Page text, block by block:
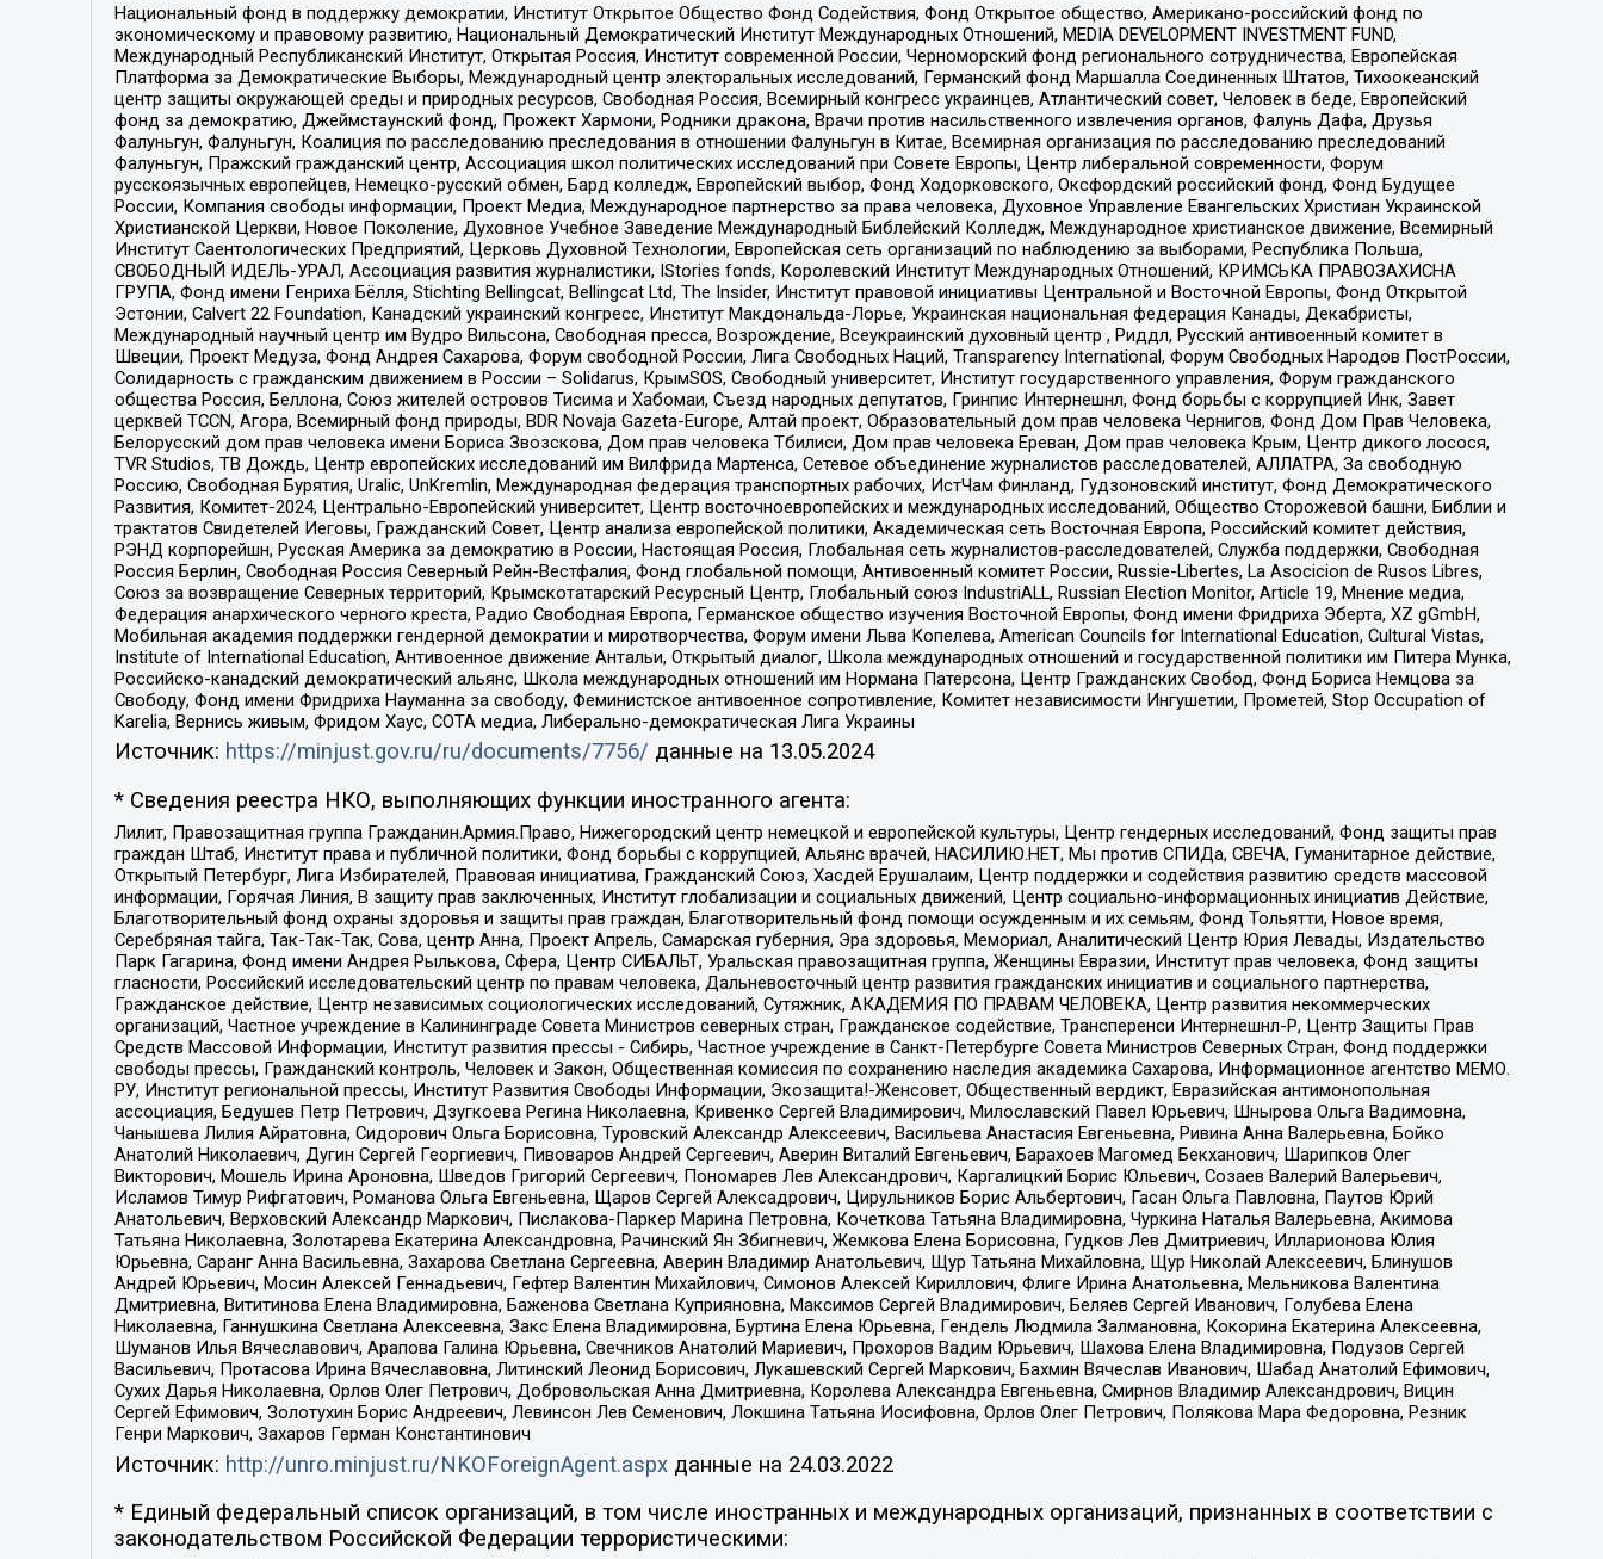
Национальный фонд в поддержку демократии, Институт Открытое Общество Фонд Содействия, Фонд Открытое общество, Американо-российский фонд по
экономическому и правовому развитию, Национальный Демократический Институт Международных Отношений, MEDIA DEVELOPMENT INVESTMENT FUND,
Международный Республиканский Институт, Открытая Россия, Институт современной России, Черноморский фонд регионального сотрудничества, Европейская
Платформа за Демократические Выборы, Международный центр электоральных исследований, Германский фонд Маршалла Соединенных Штатов, Тихоокеанский
центр защиты окружающей среды и природных ресурсов, Свободная Россия, Всемирный конгресс украинцев, Атлантический совет, Человек в беде, Европейский
фонд за демократию, Джеймстаунский фонд, Прожект Хармони, Родники дракона, Врачи против насильственного извлечения органов, Фалунь Дафа, Друзья
Фалуньгун, Фалуньгун, Коалиция по расследованию преследования в отношении Фалуньгун в Китае, Всемирная организация по расследованию преследований
Фалуньгун, Пражский гражданский центр, Ассоциация школ политических исследований при Совете Европы, Центр либеральной современности, Форум
русскоязычных европейцев, Немецко-русский обмен, Бард колледж, Европейский выбор, Фонд Ходорковского, Оксфордский российский фонд, Фонд Будущее
России, Компания свободы информации, Проект Медиа, Международное партнерство за права человека, Духовное Управление Евангельских Христиан Украинской
Христианской Церкви, Новое Поколение, Духовное Учебное Заведение Международный Библейский Колледж, Международное христианское движение, Всемирный
Институт Саентологических Предприятий, Церковь Духовной Технологии, Европейская сеть организаций по наблюдению за выборами, Республика Польша,
СВОБОДНЫЙ ИДЕЛЬ-УРАЛ, Ассоциация развития журналистики, IStories fonds, Королевский Институт Международных Отношений, КРИМСЬКА ПРАВОЗАХИСНА
ГРУПА, Фонд имени Генриха Бёлля, Stichting Bellingcat, Bellingcat Ltd, The Insider, Институт правовой инициативы Центральной и Восточной Европы, Фонд Открытой
Эстонии, Calvert 22 Foundation, Канадский украинский конгресс, Институт Макдональда-Лорье, Украинская национальная федерация Канады, Декабристы,
Международный научный центр им Вудро Вильсона, Свободная пресса, Возрождение, Всеукраинский духовный центр , Риддл, Русский антивоенный комитет в
Швеции, Проект Медуза, Фонд Андрея Сахарова, Форум свободной России, Лига Свободных Наций, Transparеncy International, Форум Свободных Народов ПостРоссии,
Солидарность с гражданским движением в России – Solidarus, КрымSOS, Свободный университет, Институт государственного управления, Форум гражданского
общества Россия, Беллона, Союз жителей островов Тисима и Хабомаи, Съезд народных депутатов, Гринпис Интернешнл, Фонд борьбы с коррупцией Инк, Завет
церквей TCCN, Агора, Всемирный фонд природы, BDR Novaja Gazeta-Europe, Алтай проект, Образовательный дом прав человека Чернигов, Фонд Дом Прав Человека,
Белорусский дом прав человека имени Бориса Звозскова, Дом прав человека Тбилиси, Дом прав человека Ереван, Дом прав человека Крым, Центр дикого лосося,
TVR Studios, ТВ Дождь, Центр европейских исследований им Вилфрида Мартенса, Сетевое объединение журналистов расследователей, АЛЛАТРА, За свободную
Россию, Свободная Бурятия, Uralic, UnKremlin, Международная федерация транспортных рабочих, ИстЧам Финланд, Гудзоновский институт, Фонд Демократического
Развития, Комитет-2024, Центрально-Европейский университет, Центр восточноевропейских и международных исследований, Общество Сторожевой башни, Библии и
трактатов Свидетелей Иеговы, Гражданский Совет, Центр анализа европейской политики, Академическая сеть Восточная Европа, Российский комитет действия,
РЭНД корпорейшн, Русская Америка за демократию в России, Настоящая Россия, Глобальная сеть журналистов-расследователей, Служба поддержки, Свободная
Россия Берлин, Свободная Россия Северный Рейн-Вестфалия, Фонд глобальной помощи, Антивоенный комитет России, Russie-Libertes, La Asocicion de Rusos Libres,
Союз за возвращение Северных территорий, Крымскотатарский Ресурсный Центр, Глобальный союз IndustriALL, Russian Election Monitor, Article 19, Мнение медиа,
Федерация анархического черного креста, Радио Свободная Европа, Германское общество изучения Восточной Европы, Фонд имени Фридриха Эберта, XZ gGmbH,
Мобильная академия поддержки гендерной демократии и миротворчества, Форум имени Льва Копелева, American Councils for International Education, Cultural Vistas,
Institute of International Education, Антивоенное движение Антальи, Открытый диалог, Школа международных отношений и государственной политики им Питера Мунка,
Российско-канадский демократический альянс, Школа международных отношений им Нормана Патерсона, Центр Гражданских Свобод, Фонд Бориса Немцова за
Свободу, Фонд имени Фридриха Науманна за свободу, Феминистское антивоенное сопротивление, Комитет независимости Ингушетии, Прометей, Stop Occupation of
Karelia, Вернись живым, Фридом Хаус, СОТА медиа, Либерально-демократическая Лига Украины
Источник: https://minjust.gov.ru/ru/documents/7756/ данные на 13.05.2024
* Сведения реестра НКО, выполняющих функции иностранного агента:
Лилит, Правозащитная группа Гражданин.Армия.Право, Нижегородский центр немецкой и европейской культуры, Центр гендерных исследований, Фонд защиты прав
граждан Штаб, Институт права и публичной политики, Фонд борьбы с коррупцией, Альянс врачей, НАСИЛИЮ.НЕТ, Мы против СПИДа, СВЕЧА, Гуманитарное действие,
Открытый Петербург, Лига Избирателей, Правовая инициатива, Гражданский Союз, Хасдей Ерушалаим, Центр поддержки и содействия развитию средств массовой
информации, Горячая Линия, В защиту прав заключенных, Институт глобализации и социальных движений, Центр социально-информационных инициатив Действие,
Благотворительный фонд охраны здоровья и защиты прав граждан, Благотворительный фонд помощи осужденным и их семьям, Фонд Тольятти, Новое время,
Серебряная тайга, Так-Так-Так, Сова, центр Анна, Проект Апрель, Самарская губерния, Эра здоровья, Мемориал, Аналитический Центр Юрия Левады, Издательство
Парк Гагарина, Фонд имени Андрея Рылькова, Сфера, Центр СИБАЛЬТ, Уральская правозащитная группа, Женщины Евразии, Институт прав человека, Фонд защиты
гласности, Российский исследовательский центр по правам человека, Дальневосточный центр развития гражданских инициатив и социального партнерства,
Гражданское действие, Центр независимых социологических исследований, Сутяжник, АКАДЕМИЯ ПО ПРАВАМ ЧЕЛОВЕКА, Центр развития некоммерческих
организаций, Частное учреждение в Калининграде Совета Министров северных стран, Гражданское содействие, Трансперенси Интернешнл-Р, Центр Защиты Прав
Средств Массовой Информации, Институт развития прессы - Сибирь, Частное учреждение в Санкт-Петербурге Совета Министров Северных Стран, Фонд поддержки
свободы прессы, Гражданский контроль, Человек и Закон, Общественная комиссия по сохранению наследия академика Сахарова, Информационное агентство МЕМО.
РУ, Институт региональной прессы, Институт Развития Свободы Информации, Экозащита!-Женсовет, Общественный вердикт, Евразийская антимонопольная
ассоциация, Бедушев Петр Петрович, Дзугкоева Регина Николаевна, Кривенко Сергей Владимирович, Милославский Павел Юрьевич, Шнырова Ольга Вадимовна,
Чанышева Лилия Айратовна, Сидорович Ольга Борисовна, Туровский Александр Алексеевич, Васильева Анастасия Евгеньевна, Ривина Анна Валерьевна, Бойко
Анатолий Николаевич, Дугин Сергей Георгиевич, Пивоваров Андрей Сергеевич, Аверин Виталий Евгеньевич, Барахоев Магомед Бекханович, Шарипков Олег
Викторович, Мошель Ирина Ароновна, Шведов Григорий Сергеевич, Пономарев Лев Александрович, Каргалицкий Борис Юльевич, Созаев Валерий Валерьевич,
Исламов Тимур Рифгатович, Романова Ольга Евгеньевна, Щаров Сергей Алексадрович, Цирульников Борис Альбертович, Гасан Ольга Павловна, Паутов Юрий
Анатольевич, Верховский Александр Маркович, Пислакова-Паркер Марина Петровна, Кочеткова Татьяна Владимировна, Чуркина Наталья Валерьевна, Акимова
Татьяна Николаевна, Золотарева Екатерина Александровна, Рачинский Ян Збигневич, Жемкова Елена Борисовна, Гудков Лев Дмитриевич, Илларионова Юлия
Юрьевна, Саранг Анна Васильевна, Захарова Светлана Сергеевна, Аверин Владимир Анатольевич, Щур Татьяна Михайловна, Щур Николай Алексеевич, Блинушов
Андрей Юрьевич, Мосин Алексей Геннадьевич, Гефтер Валентин Михайлович, Симонов Алексей Кириллович, Флиге Ирина Анатольевна, Мельникова Валентина
Дмитриевна, Вититинова Елена Владимировна, Баженова Светлана Куприяновна, Максимов Сергей Владимирович, Беляев Сергей Иванович, Голубева Елена
Николаевна, Ганнушкина Светлана Алексеевна, Закс Елена Владимировна, Буртина Елена Юрьевна, Гендель Людмила Залмановна, Кокорина Екатерина Алексеевна,
Шуманов Илья Вячеславович, Арапова Галина Юрьевна, Свечников Анатолий Мариевич, Прохоров Вадим Юрьевич, Шахова Елена Владимировна, Подузов Сергей
Васильевич, Протасова Ирина Вячеславовна, Литинский Леонид Борисович, Лукашевский Сергей Маркович, Бахмин Вячеслав Иванович, Шабад Анатолий Ефимович,
Сухих Дарья Николаевна, Орлов Олег Петрович, Добровольская Анна Дмитриевна, Королева Александра Евгеньевна, Смирнов Владимир Александрович, Вицин
Сергей Ефимович, Золотухин Борис Андреевич, Левинсон Лев Семенович, Локшина Татьяна Иосифовна, Орлов Олег Петрович, Полякова Мара Федоровна, Резник
Генри Маркович, Захаров Герман Константинович
Источник: http://unro.minjust.ru/NKOForeignAgent.aspxданные на 24.03.2022
* Единый федеральный список организаций, в том числе иностранных и международных организаций, признанных в соответствии с
законодательством Российской Федерации террористическими: